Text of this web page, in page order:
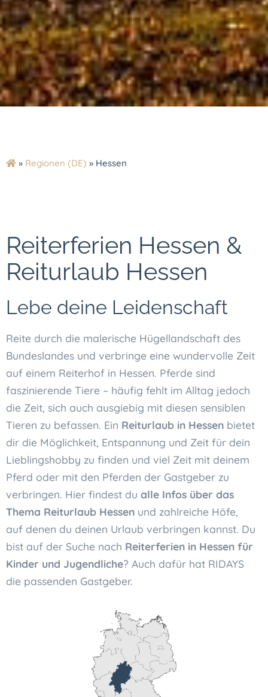
» Regionen (DE) » Hessen
Reiterferien Hessen &
Reiturlaub Hessen
Lebe deine Leidenschaft
Reite durch die malerische Hügellandschaft des
Bundeslandes und verbringe eine wundervolle Zeit
auf einem Reiterhof in Hessen. Pferde sind
faszinierende Tiere – häufig fehlt im Alltag jedoch
die Zeit, sich auch ausgiebig mit diesen sensiblen
Tieren zu befassen. Ein Reiturlaub in Hessen bietet
dir die Möglichkeit, Entspannung und Zeit für dein
Lieblingshobby zu finden und viel Zeit mit deinem
Pferd oder mit den Pferden der Gastgeber zu
verbringen. Hier findest du alle Infos über das
Thema Reiturlaub Hessen und zahlreiche Höfe,
auf denen du deinen Urlaub verbringen kannst. Du
bist auf der Suche nach Reiterferien in Hessen für
Kinder und Jugendliche? Auch dafür hat RIDAYS
die passenden Gastgeber.